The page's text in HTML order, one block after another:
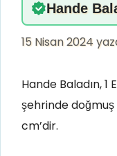
Hande
15 Nisan 2024
Hande Baladın,
şehrinde
cm’dir.